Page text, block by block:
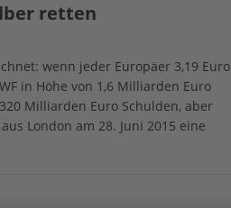
in Limburgerhof
Erntemilben) sind unterwegs: Das große
retten
wenn jeder Europäer 3,19 Euro
in Höhe von 1,6 Milliarden Euro
Milliarden Euro Schulden, aber
London am 28. Juni 2015 eine